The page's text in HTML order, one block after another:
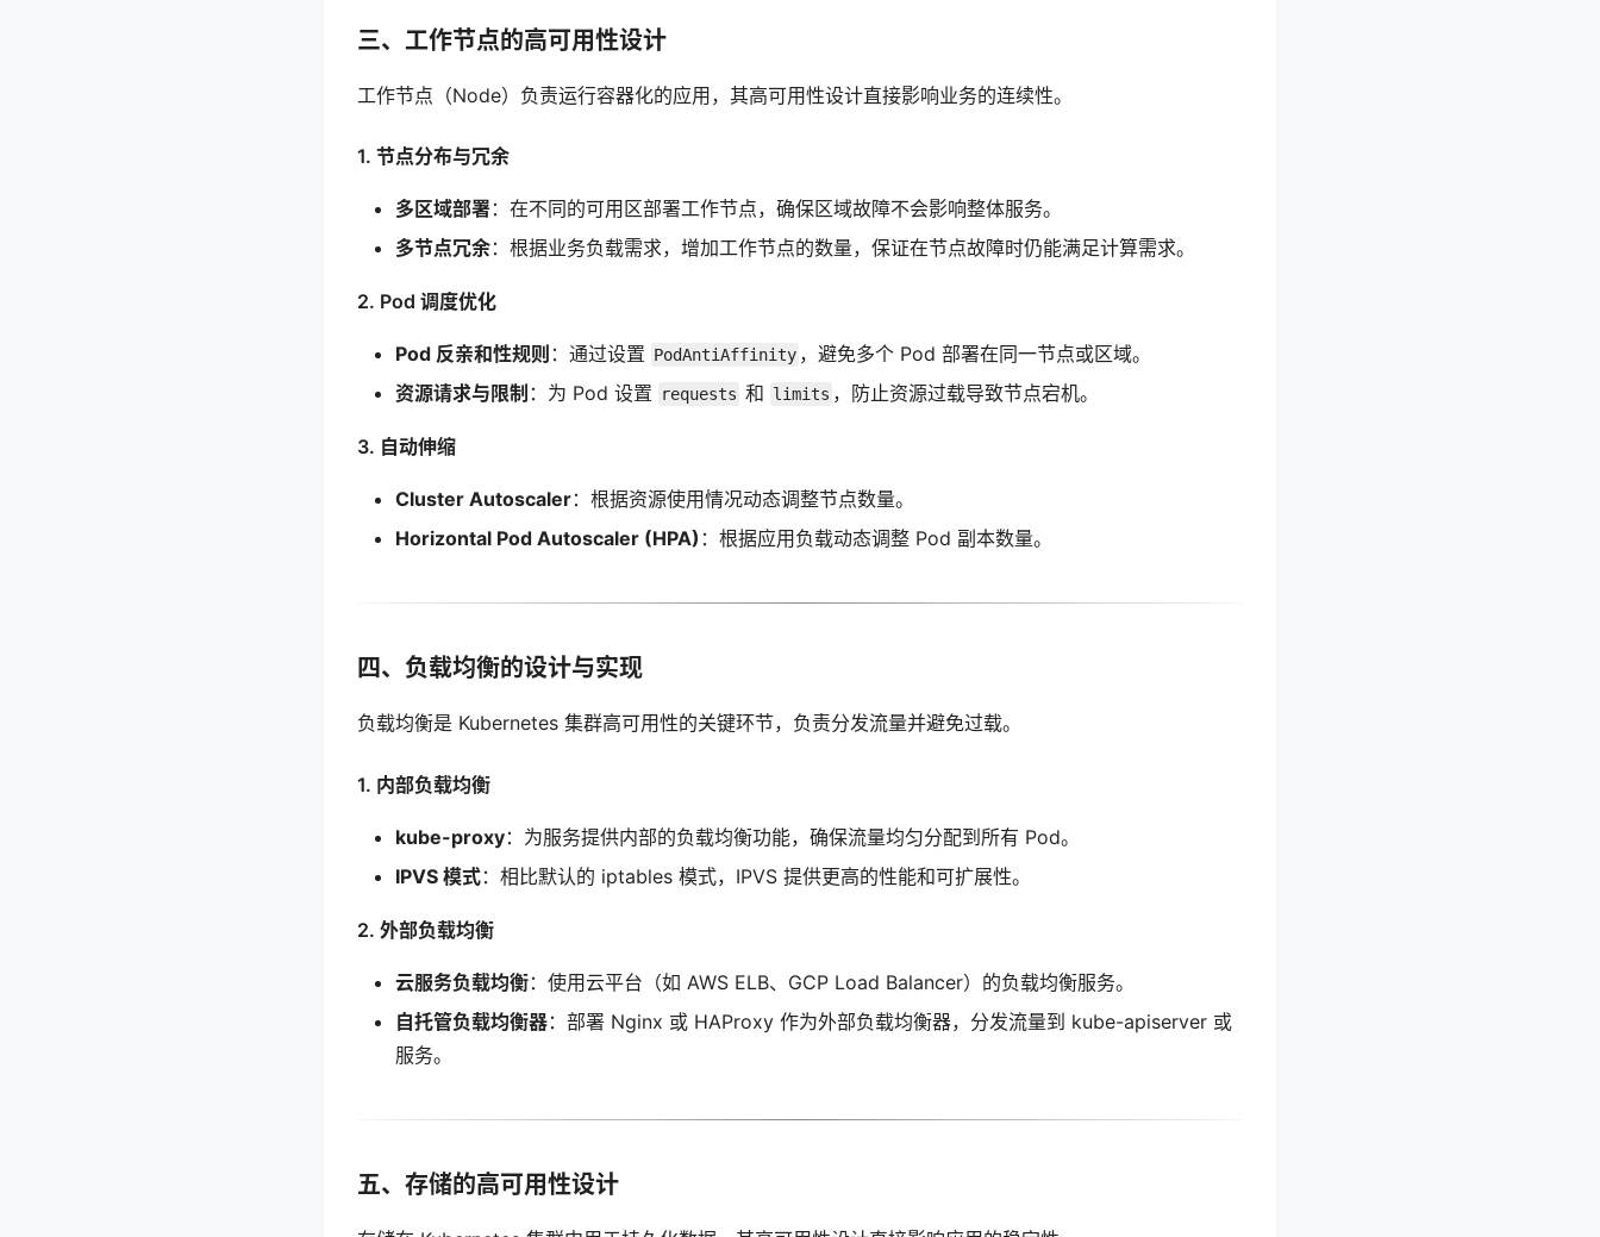
三、工作节点的高可用性设计
工作节点（Node）负责运行容器化的应用，其高可用性设计直接影响业务的连续性。
1. 节点分布与冗余
多区域部署：在不同的可用区部署工作节点，确保区域故障不会影响整体服务。
多节点冗余：根据业务负载需求，增加工作节点的数量，保证在节点故障时仍能满足计算需求。
2. Pod 调度优化
Pod 反亲和性规则 ：通过设置 PodAntiAffinity ，避免多个 Pod 部署在同一节点或区域。
资源请求与限制 ：为 Pod 设置 requests 和 limits ，防止资源过载导致节点宕机。
3. 自动伸缩
Cluster Autoscaler：根据资源使用情况动态调整节点数量。
Horizontal Pod Autoscaler (HPA) ：根据应用负载动态调整 Pod 副本数量。
四、负载均衡的设计与实现
负载均衡是 Kubernetes 集群高可用性的关键环节，负责分发流量并避免过载。
1. 内部负载均衡
kube-proxy：为服务提供内部的负载均衡功能，确保流量均匀分配到所有 Pod。
IPVS 模式：相比默认的 iptables 模式，IPVS 提供更高的性能和可扩展性。
2. 外部负载均衡
云服务负载均衡：使用云平台（如 AWS ELB、GCP Load Balancer）的负载均衡服务。
自托管负载均衡器：部署 Nginx 或 HAProxy 作为外部负载均衡器，分发流量到 kube-apiserver 或
服务。
五、存储的高可用性设计